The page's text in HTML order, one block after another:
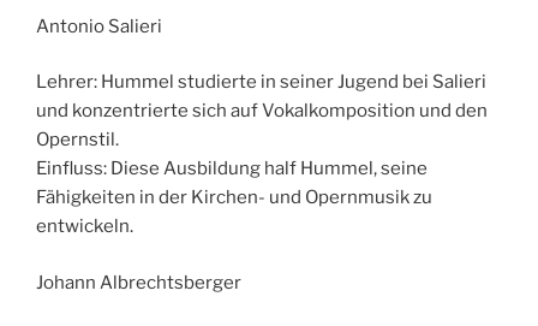
Antonio Salieri
Lehrer: Hummel studierte in seiner Jugend bei Salieri
und konzentrierte sich auf Vokalkomposition und den
Opernstil.
Einfluss: Diese Ausbildung half Hummel, seine
Fähigkeiten in der Kirchen- und Opernmusik zu
entwickeln.
Johann Albrechtsberger